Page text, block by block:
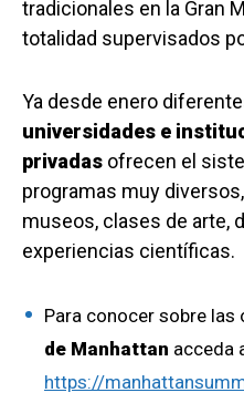
tradicionales en la Gran
totalidad supervisados
Ya desde enero
universidades e
privadas ofrecen el
programas muy
museos, clases de arte,
experiencias científicas.
Para conocer sobre las
de Manhattan acceda
https://